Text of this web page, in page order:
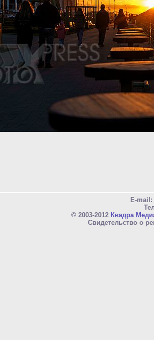
E-mail:
© 2003-2012 Квадра
Свидетельство о